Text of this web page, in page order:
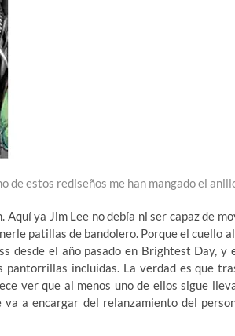
de estos rediseños me han mangado el
ya Jim Lee no debía ni ser capaz de
patillas de bandolero. Porque el cuello
desde el año pasado en Brightest Day,
incluidas. La verdad es que
ver que al menos uno de ellos sigue
a encargar del relanzamiento del